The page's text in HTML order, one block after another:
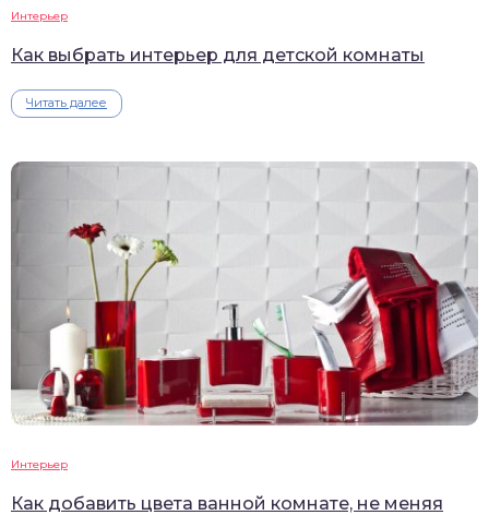
Интерьер
Как выбрать интерьер для детской комнаты
Читать далее
Интерьер
Как добавить цвета ванной комнате, не меняя